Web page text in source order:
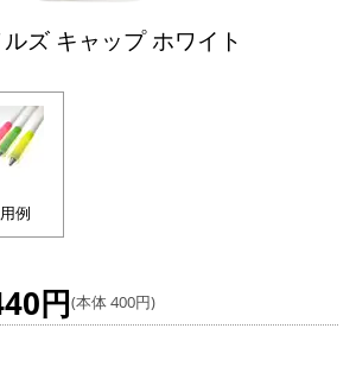
ズ キャップ ホワイト
例
円(本体 400円)